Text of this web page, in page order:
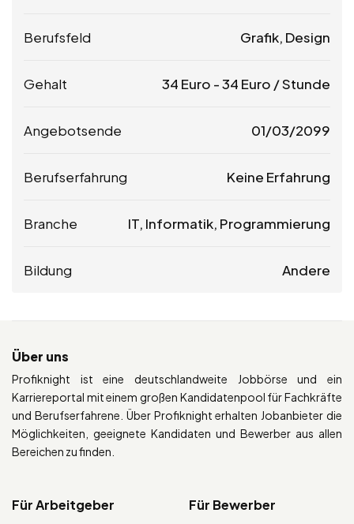
Berufsfeld Grafik, Design
Gehalt 34 Euro -34 Euro / Stunde
Angebotsende 01/03/2099
Berufserfahrung Keine Erfahrung
Branche IT, Informatik, Programmierung
Bildung Andere
Über uns
Profiknight ist eine deutschlandweite Jobbörse und ein
Karriereportal mit einem großen Kandidatenpool für Fachkräfte
und Berufserfahrene. Über Profiknight erhalten Jobanbieter die
Möglichkeiten, geeignete Kandidaten und Bewerber aus allen
Bereichen zu finden.
Für Arbeitgeber Für Bewerber